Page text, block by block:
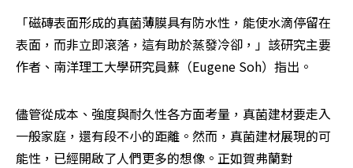
「磁磚表面形成的真菌薄膜具有防水性，能使水滴停留在
表面，而非立即滾落，這有助於蒸發冷卻，」該研究主要
作者、南洋理工大學研究員蘇（Eugene Soh）指出。
儘管從成本、強度與耐久性各方面考量，真菌建材要走入
一般家庭，還有段不小的距離。然而，真菌建材展現的可
能性，已經開啟了人們更多的想像。正如賀弗蘭對